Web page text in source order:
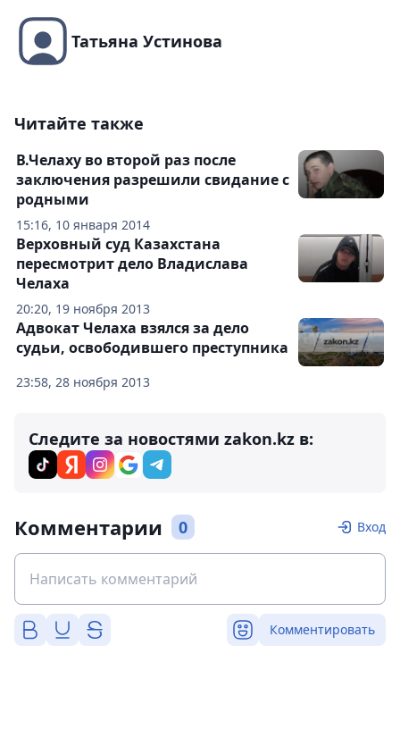
Татьяна Устинова
Читайте также
15:16, 10 января 2014
В.Челаху во второй раз после
заключения разрешили свидание с
родными
20:20, 19 ноября 2013
Верховный суд Казахстана
пересмотрит дело Владислава
Челаха
23:58, 28 ноября 2013
Адвокат Челаха взялся за дело
судьи, освободившего преступника
Следите за новостями zakon.kz в:
Комментарии 0 Вход
Комментировать